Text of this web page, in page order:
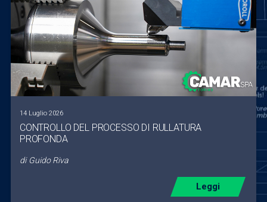
14 Luglio 2026
CONTROLLO DEL PROCESSO DI RULLATURA
PROFONDA
di Guido Riva
Leggi